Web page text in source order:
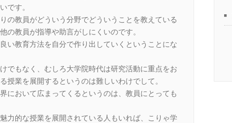
です。
の教員がどういう分野でどういうことを教えている
の教員が指導や助言がしにくいのです。
い教育方法を自分で作り出していくということにな
でもなく、むしろ大学院時代は研究活動に重点をお
授業を展開するというのは難しいわけでして。
において広まってくるというのは、教員にとっても
力的な授業を展開されている人もいれば、こりゃ学